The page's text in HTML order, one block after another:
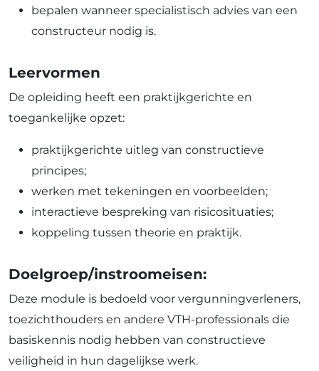
bepalen wanneer specialistisch advies van een
constructeur nodig is.
Leervormen
De opleiding heeft een praktijkgerichte en
toegankelijke opzet:
praktijkgerichte uitleg van constructieve
principes;
werken met tekeningen en voorbeelden;
interactieve bespreking van risicosituaties;
koppeling tussen theorie en praktijk.
Doelgroep/instroomeisen:
Deze module is bedoeld voor vergunningverleners,
toezichthouders en andere VTH-professionals die
basiskennis nodig hebben van constructieve
veiligheid in hun dagelijkse werk.